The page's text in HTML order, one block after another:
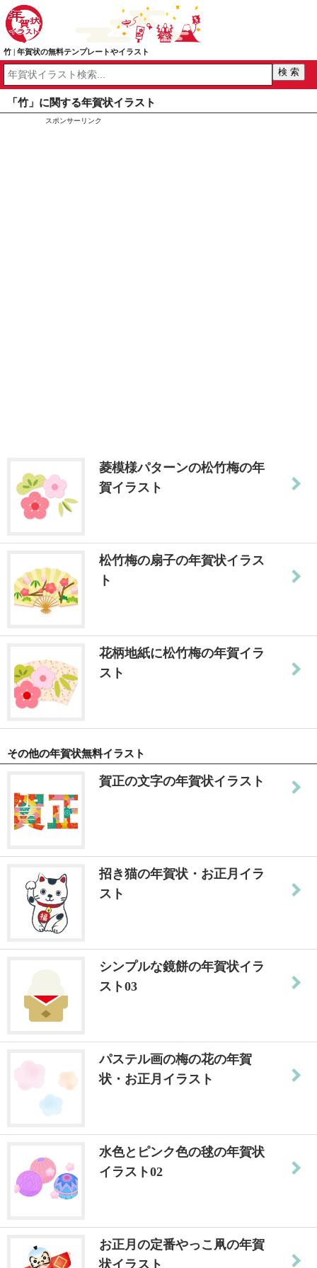
竹 | 年賀状の無料テンプレートやイラスト
「竹」に関する年賀状イラスト
スポンサーリンク
菱模様パターンの松竹梅の年
賀イラスト
松竹梅の扇子の年賀状イラス
ト
花柄地紙に松竹梅の年賀イラ
スト
その他の年賀状無料イラスト
賀正の文字の年賀状イラスト
招き猫の年賀状・お正月イラ
スト
シンプルな鏡餅の年賀状イラ
スト03
パステル画の梅の花の年賀
状・お正月イラスト
水色とピンク色の毬の年賀状
イラスト02
お正月の定番やっこ凧の年賀
状イラスト